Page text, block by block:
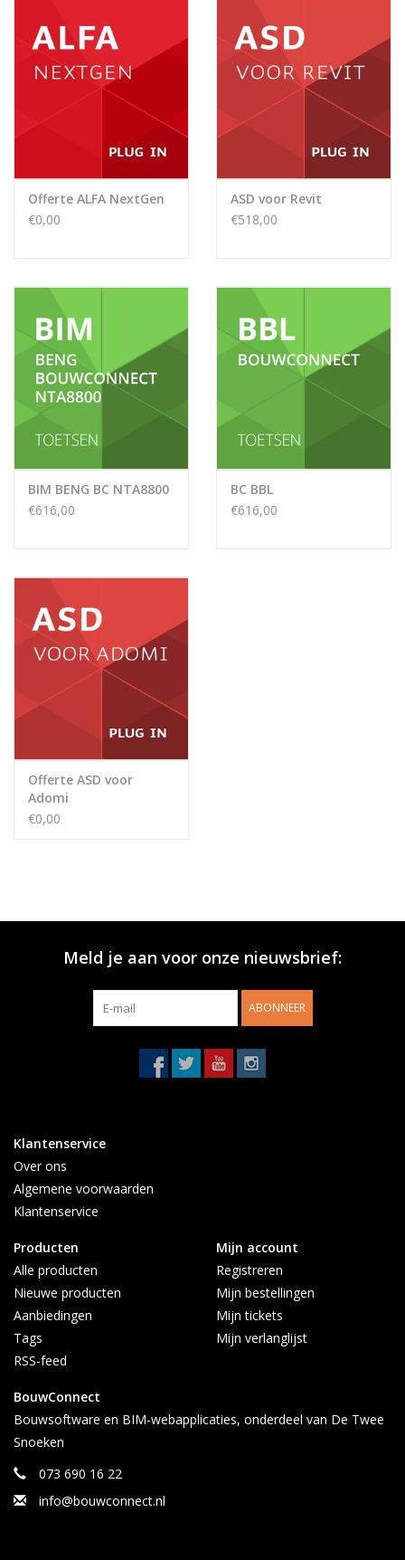
Offerte ALFA NextGen
€0,00
ASD voor Revit
€518,00
BIM BENG BC NTA8800
€616,00
BC BBL
€616,00
Offerte ASD voor
Adomi
€0,00
Meld je aan voor onze nieuwsbrief:
ABONNEER
Klantenservice
Over ons
Algemene voorwaarden
Klantenservice
Producten
Alle producten
Nieuwe producten
Aanbiedingen
Tags
RSS-feed
Mijn account
Registreren
Mijn bestellingen
Mijn tickets
Mijn verlanglijst
BouwConnect
Bouwsoftware en BIM-webapplicaties, onderdeel van De Twee
Snoeken
073 690 16 22
info@bouwconnect.nl